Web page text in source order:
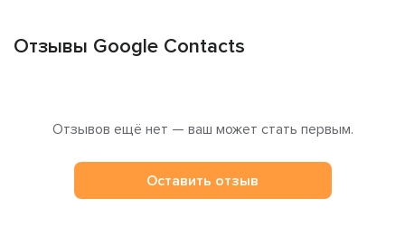
Отзывы Google Contacts
Отзывов ещё нет — ваш может стать первым.
Оставить отзыв